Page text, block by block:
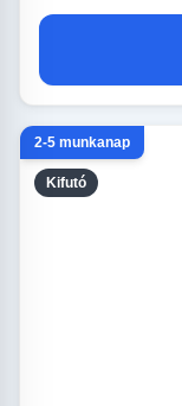
Kifutó
2-5 munkanap